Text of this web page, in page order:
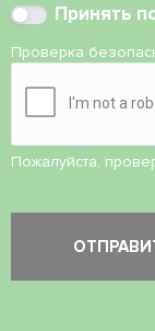
Принять
Проверка
Пожалуйста,